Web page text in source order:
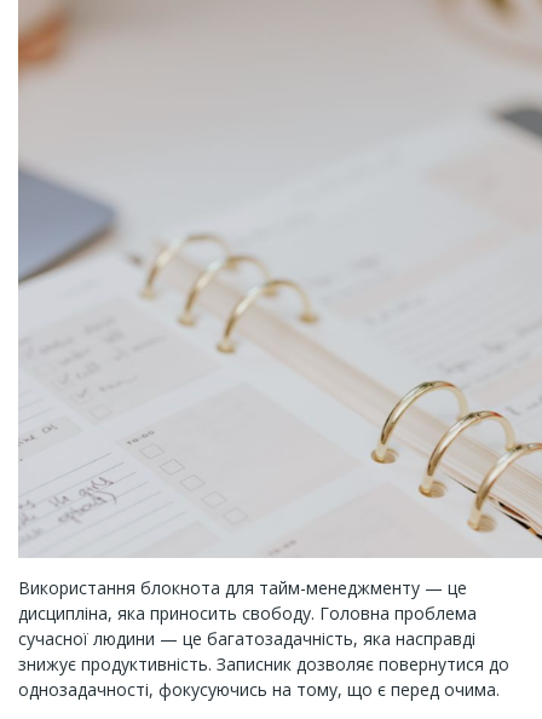
Використання блокнота для тайм-менеджменту — це
дисципліна, яка приносить свободу. Головна проблема
сучасної людини — це багатозадачність, яка насправді
знижує продуктивність. Записник дозволяє повернутися до
однозадачності, фокусуючись на тому, що є перед очима.